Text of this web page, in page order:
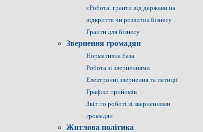
єРобота: гранти від держави на
відкриття чи розвиток бізнесу
Гранти для бізнесу
Звернення громадян
Нормативна база
Робота зі зверненнями
Електронні звернення та петиції
Графіки прийомів
Звіт по роботі зі зверненнями
громадян
Житлова політика